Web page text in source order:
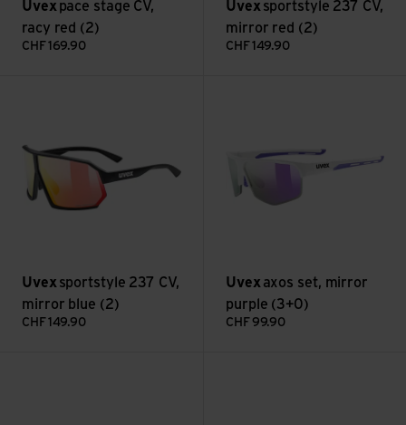
Uvex pace stage CV,
racy red (2)
CHF 169.90
Uvex sportstyle 237 CV,
mirror red (2)
CHF 149.90
Uvex sportstyle 237 CV,
mirror blue (2)
CHF 149.90
Uvex axos set, mirror
purple (3+0)
CHF 99.90